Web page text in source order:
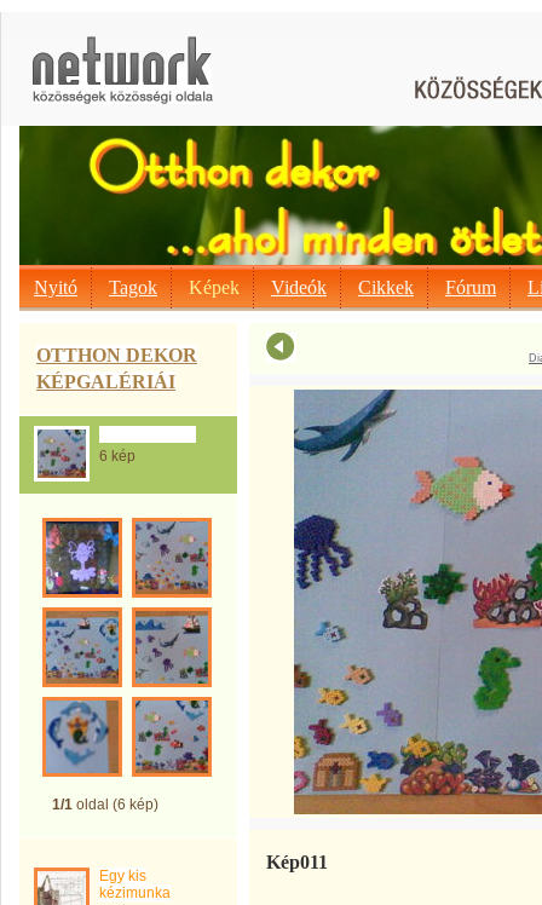
Nyitó Tagok Képek Videók Cikkek Fórum
OTTHON DEKOR
KÉPGALÉRIÁI
6 kép
1/1 oldal (6 kép)
Egy kis
kézimunka
Kép011